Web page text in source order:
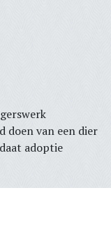
doen van een dier
adoptie